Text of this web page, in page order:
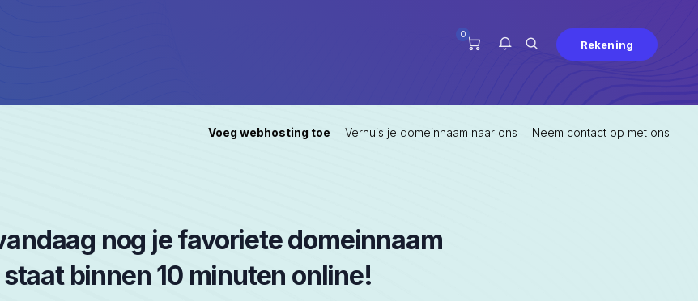
0
Je hebt geen notificaties op dit
Rekening
Voeg webhosting toe Verhuis je domeinnaam naar ons Neem contact op met ons
nog je favoriete domeinnaam
binnen 10 minuten online!